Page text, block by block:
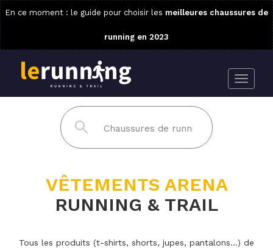
En ce moment : le guide pour choisir les meilleures chaussures de
running en 2023
VÊTEMENTS ARENA
RUNNING & TRAIL
Tous les produits (t-shirts, shorts, jupes, pantalons...) de